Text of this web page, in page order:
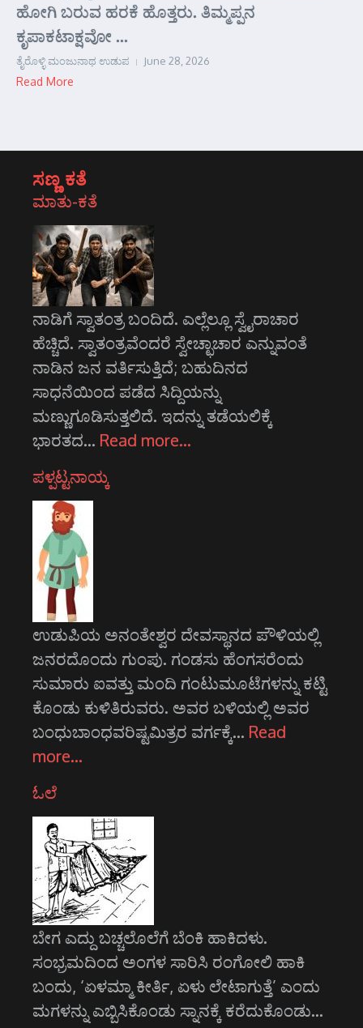
ಹೋಗಿ ಬರುವ ಹರಕೆ ಹೊತ್ತರು. ತಿಮ್ಮಪ್ಪನ
ಕೃಪಾಕಟಾಕ್ಷವೋ ...
ತೈರೊಳ್ಳಿ ಮಂಜುನಾಥ ಉಡುಪ June 28, 2026
Read More
ಸಣ್ಣ ಕತೆ
ಮಾತು-ಕತೆ
ನಾಡಿಗೆ ಸ್ವಾತಂತ್ರ ಬಂದಿದೆ. ಎಲ್ಲೆಲ್ಲೂ ಸ್ವೈರಾಚಾರ
ಹೆಚ್ಚಿದೆ. ಸ್ವಾತಂತ್ರವೆಂದರೆ ಸ್ವೇಚ್ಛಾಚಾರ ಎನ್ನುವಂತೆ
ನಾಡಿನ ಜನ ವರ್ತಿಸುತ್ತಿದೆ; ಬಹುದಿನದ
ಸಾಧನೆಯಿಂದ ಪಡೆದ ಸಿದ್ದಿಯನ್ನು
ಮಣ್ಣುಗೂಡಿಸುತ್ತಲಿದೆ. ಇದನ್ನು ತಡೆಯಲಿಕ್ಕೆ
ಭಾರತದ… Read more…
ಪಳ್ಪಟ್ಟನಾಯ್ಕ
ಉಡುಪಿಯ ಅನಂತೇಶ್ವರ ದೇವಸ್ಥಾನದ ಪೌಳಿಯಲ್ಲಿ
ಜನರದೊಂದು ಗುಂಪು. ಗಂಡಸು ಹೆಂಗಸರೆಂದು
ಸುಮಾರು ಐವತ್ತು ಮಂದಿ ಗಂಟುಮೂಟೆಗಳನ್ನು ಕಟ್ಟಿ
ಕೊಂಡು ಕುಳಿತಿರುವರು. ಅವರ ಬಳಿಯಲ್ಲಿ ಅವರ
ಬಂಧುಬಾಂಧವರಿಷ್ಟಮಿತ್ರರ ವರ್ಗಕ್ಕೆ… Read
more…
ಓಲೆ
ಬೇಗ ಎದ್ದು ಬಚ್ಚಲೊಲೆಗೆ ಬೆಂಕಿ ಹಾಕಿದಳು.
ಸಂಭ್ರಮದಿಂದ ಅಂಗಳ ಸಾರಿಸಿ ರಂಗೋಲಿ ಹಾಕಿ
ಬಂದು, ‘ಏಳಮ್ಮಾ ಕೀರ್ತಿ, ಏಳು ಲೇಟಾಗುತ್ತೆ’ ಎಂದು
ಮಗಳನ್ನು ಎಬ್ಬಿಸಿಕೊಂಡು ಸ್ನಾನಕ್ಕೆ ಕರೆದುಕೊಂಡು…